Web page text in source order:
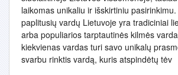
laikomas unikaliu ir išskirtiniu
paplitusių vardų Lietuvoje yra tradiciniai
arba populiarios tarptautinės kilmės
kiekvienas vardas turi savo unikalų
svarbu rinktis vardą, kuris atspindėtų tėv